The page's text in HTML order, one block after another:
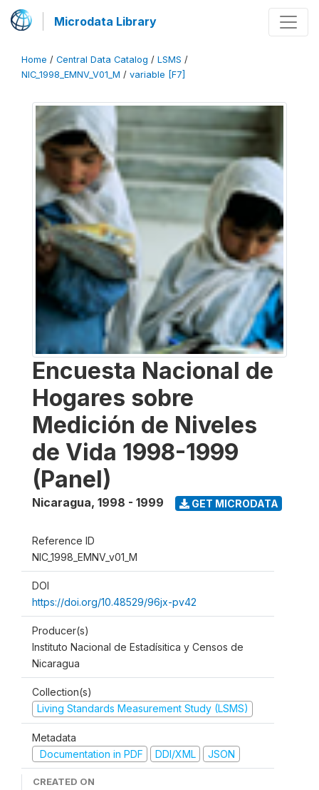
Microdata Library
Home / Central Data Catalog / LSMS /
NIC_1998_EMNV_V01_M / variable [F7]
Encuesta Nacional de
Hogares sobre
Medición de Niveles
de Vida 1998-1999
(Panel)
Nicaragua, 1998 - 1999 GET MICRODATA
Reference ID
NIC_1998_EMNV_v01_M
DOI
https://doi.org/10.48529/96jx-pv42
Producer(s)
Instituto Nacional de Estadísitica y Censos de
Nicaragua
Collection(s)
Living Standards Measurement Study (LSMS)
Metadata
Documentation in PDF
DDI/XML JSON
CREATED ON